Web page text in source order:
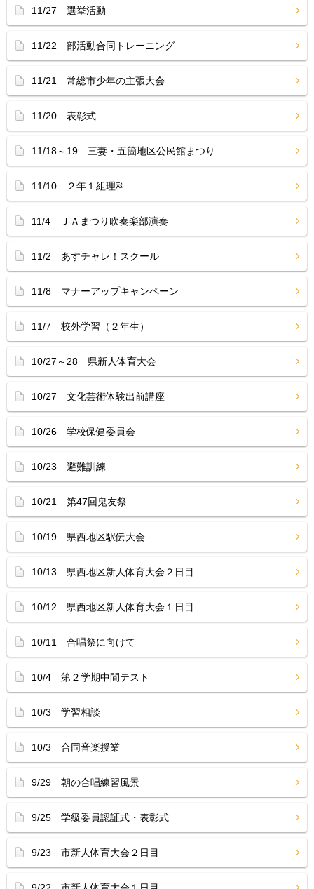
11/27 選挙活動
11/22 部活動合同トレーニング
11/21 常総市少年の主張大会
11/20 表彰式
11/18～19 三妻・五箇地区公民館まつり
11/10 ２年１組理科
11/4 ＪＡまつり吹奏楽部演奏
11/2 あすチャレ！スクール
11/8 マナーアップキャンペーン
11/7 校外学習（２年生）
10/27～28 県新人体育大会
10/27 文化芸術体験出前講座
10/26 学校保健委員会
10/23 避難訓練
10/21 第47回鬼友祭
10/19 県西地区駅伝大会
10/13 県西地区新人体育大会２日目
10/12 県西地区新人体育大会１日目
10/11 合唱祭に向けて
10/4 第２学期中間テスト
10/3 学習相談
10/3 合同音楽授業
9/29 朝の合唱練習風景
9/25 学級委員認証式・表彰式
9/23 市新人体育大会２日目